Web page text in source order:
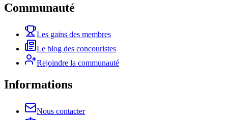
Communauté
Les gains des membres
Le blog des concouristes
Rejoindre la communauté
Informations
Nous contacter